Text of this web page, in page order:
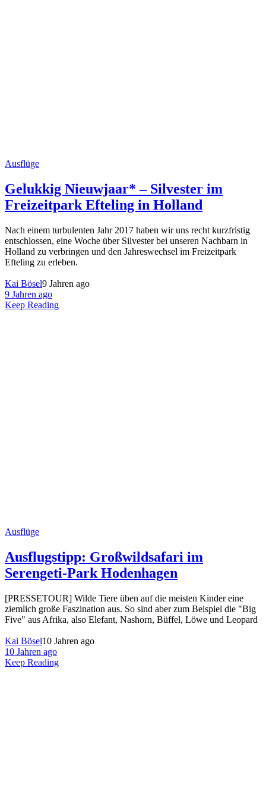
Ausflüge
Gelukkig Nieuwjaar* – Silvester im
Freizeitpark Efteling in Holland
Nach einem turbulenten Jahr 2017 haben wir uns recht kurzfristig
entschlossen, eine Woche über Silvester bei unseren Nachbarn in
Holland zu verbringen und den Jahreswechsel im Freizeitpark
Efteling zu erleben.
Kai Bösel9 Jahren ago
9 Jahren ago
Keep Reading
Ausflüge
Ausflugstipp: Großwildsafari im
Serengeti-Park Hodenhagen
[PRESSETOUR] Wilde Tiere üben auf die meisten Kinder eine
ziemlich große Faszination aus. So sind aber zum Beispiel die "Big
Five" aus Afrika, also Elefant, Nashorn, Büffel, Löwe und Leopard
Kai Bösel10 Jahren ago
10 Jahren ago
Keep Reading